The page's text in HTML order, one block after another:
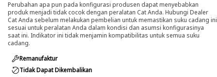
Perubahan apa pun pada konfigurasi produsen dapat menyebabkan
produk menjadi tidak cocok dengan peralatan Cat Anda. Hubungi Dealer
Cat Anda sebelum melakukan pembelian untuk memastikan suku cadang ini
sesuai untuk peralatan Anda dalam kondisi dan asumsi konfigurasinya
saat ini. Indikator ini tidak menjamin kompatibilitas untuk semua suku
cadang.
Remanufaktur
Tidak Dapat Dikembalikan